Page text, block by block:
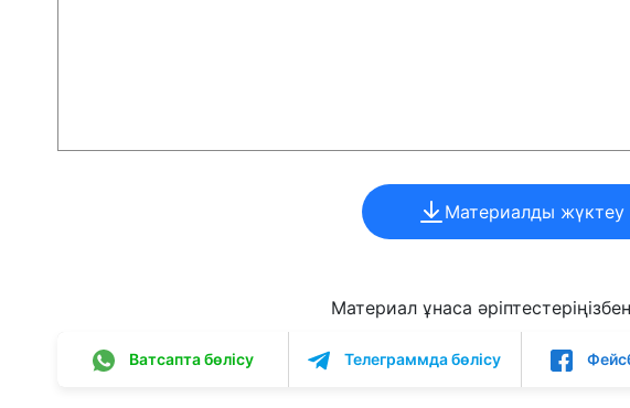
Материалды жүктеу
Материал ұнаса әріптестеріңізбен
Ватсапта бөлісу Телеграммда бөлісу